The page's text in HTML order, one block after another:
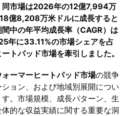
同市場は2026年の12億7,994万
億8,208万米ドルに成長すると
中の年平均成長率（CAGR）は
年に33.11%の市場シェアを占
トパッド市場を牽引しました。
ーマーヒートパッド市場の競争
ョン、および地域別展開につい
。市場規模、成長パターン、生
的な収益実績に関する重要な洞